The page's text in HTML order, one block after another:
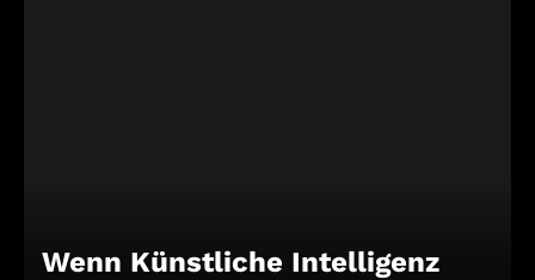
Wenn Künstliche Intelligenz